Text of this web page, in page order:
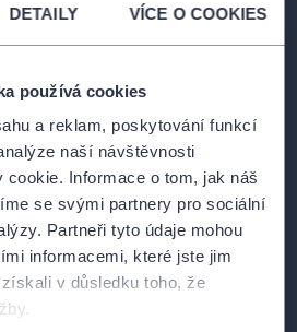
DETAILY VÍCE O COOKIES
používá cookies
a reklam, poskytování funkcí
naší návštěvnosti
Informace o tom, jak náš
se svými partnery pro sociální
Partneři tyto údaje mohou
informacemi, které jste jim
v důsledku toho, že